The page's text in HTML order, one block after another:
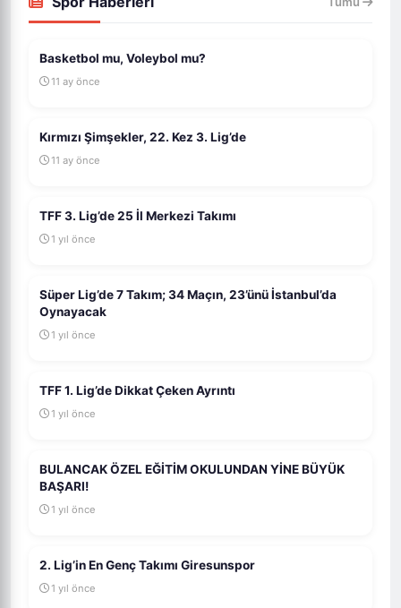
Basketbol mu, Voleybol mu?
11 ay önce
Kırmızı Şimşekler, 22. Kez 3. Lig’de
11 ay önce
TFF 3. Lig’de 25 İl Merkezi Takımı
1 yıl önce
Süper Lig’de 7 Takım; 34 Maçın, 23’ünü İstanbul’da
Oynayacak
1 yıl önce
TFF 1. Lig’de Dikkat Çeken Ayrıntı
1 yıl önce
BULANCAK ÖZEL EĞİTİM OKULUNDAN YİNE BÜYÜK
BAŞARI!
1 yıl önce
2. Lig’in En Genç Takımı Giresunspor
1 yıl önce